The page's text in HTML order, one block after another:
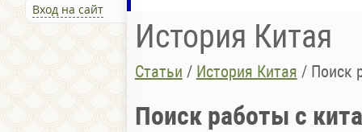
Вход на сайт
История Китая
Статьи / История Китая / Поиск
Поиск работы с